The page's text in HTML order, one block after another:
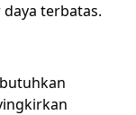
terbatas.